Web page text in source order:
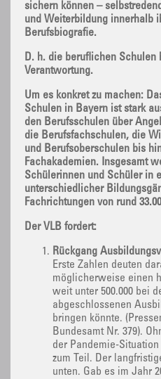
sichern können –
und Weiterbildung innerhalb
Berufsbiografie.
D. h. die beruflichen Schulen
Verantwortung.
Um es konkret zu machen:
Schulen in Bayern ist stark
den Berufsschulen über
die Berufsfachschulen, die
und Berufsoberschulen bis
Fachakademien. Insgesamt
Schülerinnen und Schüler in
unterschiedlicher
Fachrichtungen von rund
Der VLB fordert:
Rückgang
Erste Zahlen deuten
möglicherweise einen
weit unter 500.000 bei
abgeschlossenen
bringen könnte.
Bundesamt Nr. 379).
der Pandemie-
zum Teil. Der
unten. Gab es im Jahr